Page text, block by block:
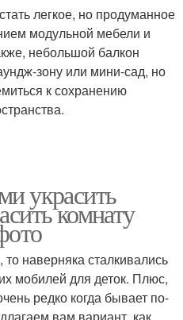
легкое, но продуманное
модульной мебели и
небольшой балкон
зону или мини-сад, но
к сохранению
украсить
комнату
наверняка сталкивались
мобилей для деток. Плюс,
редко когда бывает по-